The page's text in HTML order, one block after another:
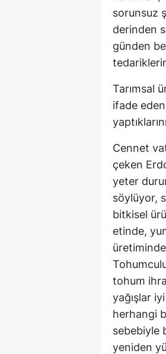
sorunsuz
derinden
günden
Tarımsal
ifade
Cennet
çeken
yeter
söylüyor,
bitkisel
etinde,
tohum
yağışlar
herhangi
sebebiyle
yeniden